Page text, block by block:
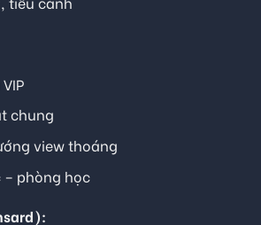
chung
view thoáng
– phòng học